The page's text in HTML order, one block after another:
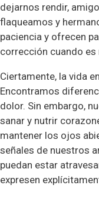
dejarnos rendir,
flaqueamos y
paciencia y ofrecen
corrección cuando es
Ciertamente, la vida
Encontramos
dolor. Sin embargo,
sanar y nutrir
mantener los ojos
señales de nuestros
puedan estar
expresen